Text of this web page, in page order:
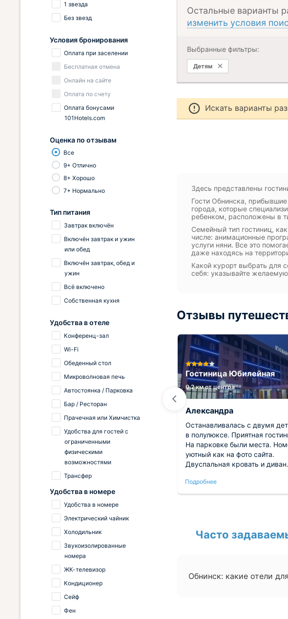
Остальные варианты
изменить условия
Выбранные фильтры:
Детям
Искать варианты
Здесь представлены
Гости Обнинска,
города, которые
ребенком, расположены в
Семейный тип гостиниц,
числе: анимационные
услуги няни. Все это
даже находясь на
Какой курорт выбрать для
себя: указывайте желаемую
Отзывы
Отель Империал Hotel & SPA
1.4 км от центра
Сергей
Мой небольшой вояж оставил
исключительно позитивные
впечатления, будучи простым и
приятным. Именно проживание
создало ощущение домашнего
комфорта, что позволило
Ничего плохого не произошло — я
рад всему, что связано с этой
поездкой.
Подробнее
Гостиница Юбилейная
0.2 км от центра
Александра
Останавливалась с двумя
в полулюксе. Приятная
На парковке были места.
уютный как на фото сайта.
Двуспальная кровать и диван.
прохладно. В номере
холодильник, телевизор,
номере есть халаты,
но, к сожалению, не было
просить его принести (было
поздно и мы очень уставшие).
Подробнее
Часто
Обнинск: какие отели
1 звезда
Без звезд
Условия бронирования
Оплата при заселении
Бесплатная отмена
Онлайн на сайте
Оплата по счету
Оплата бонусами
101Hotels.com
Оценка по отзывам
Все
9+ Отлично
8+ Хорошо
7+ Нормально
Тип питания
Завтрак включён
Включён завтрак и ужин
или обед
Включён завтрак, обед и
ужин
Всё включено
Собственная кухня
Удобства в отеле
Конференц-зал
Wi-Fi
Обеденный стол
Микроволновая печь
Автостоянка / Парковка
Бар / Ресторан
Прачечная или Химчистка
Удобства для гостей с
ограниченными
физическими
возможностями
Трансфер
Удобства в номере
Удобства в номере
Электрический чайник
Холодильник
Звукоизолированные
номера
ЖК-телевизор
Кондиционер
Сейф
Фен